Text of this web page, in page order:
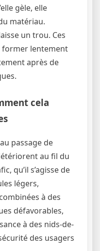
gèle, elle
matériau.
un trou. Ces
former lentement
après de
cela
passage de
au fil du
qu’il s’agisse de
légers,
à des
défavorables,
à des nids-de-
des usagers